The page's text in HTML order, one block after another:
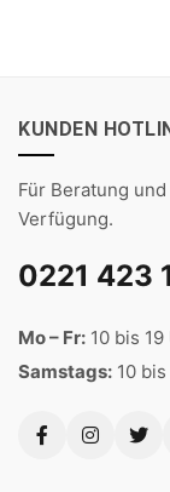
KUNDEN
Für Beratung
Verfügung.
0221 423
Mo – Fr: 10 bis 19
Samstags: 10